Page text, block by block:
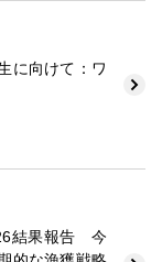
に向けて：ワ
結果報告 今